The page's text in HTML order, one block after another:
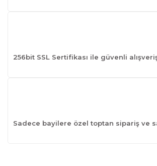
256bit SSL Sertifikası ile güvenli
Sadece bayilere özel toptan sipariş ve